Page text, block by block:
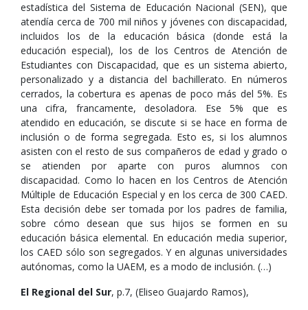
estadística del Sistema de Educación Nacional (SEN), que
atendía cerca de 700 mil niños y jóvenes con discapacidad,
incluidos los de la educación básica (donde está la
educación especial), los de los Centros de Atención de
Estudiantes con Discapacidad, que es un sistema abierto,
personalizado y a distancia del bachillerato. En números
cerrados, la cobertura es apenas de poco más del 5%. Es
una cifra, francamente, desoladora. Ese 5% que es
atendido en educación, se discute si se hace en forma de
inclusión o de forma segregada. Esto es, si los alumnos
asisten con el resto de sus compañeros de edad y grado o
se atienden por aparte con puros alumnos con
discapacidad. Como lo hacen en los Centros de Atención
Múltiple de Educación Especial y en los cerca de 300 CAED.
Esta decisión debe ser tomada por los padres de familia,
sobre cómo desean que sus hijos se formen en su
educación básica elemental. En educación media superior,
los CAED sólo son segregados. Y en algunas universidades
autónomas, como la UAEM, es a modo de inclusión. (…)
El Regional del Sur, p.7, (Eliseo Guajardo Ramos),